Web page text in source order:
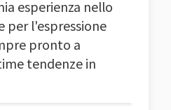
esperienza nello
per l'espressione
pronto a
tendenze in